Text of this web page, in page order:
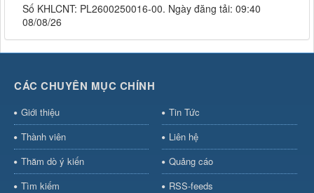
Số KHLCNT: PL2600250016-00. Ngày đăng tải: 09:40
08/08/26
CÁC CHUYÊN MỤC CHÍNH
Giới thiệu
Tin Tức
Thành viên
Liên hệ
Thăm dò ý kiến
Quảng cáo
Tìm kiếm
RSS-feeds